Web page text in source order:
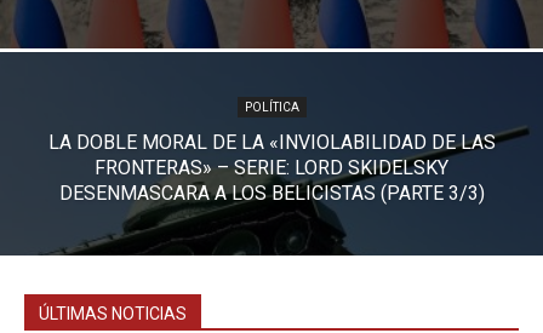
POLÍTICA
LA DOBLE MORAL DE LA «INVIOLABILIDAD DE LAS
FRONTERAS» – SERIE: LORD SKIDELSKY
DESENMASCARA A LOS BELICISTAS (PARTE 3/3)
ÚLTIMAS NOTICIAS